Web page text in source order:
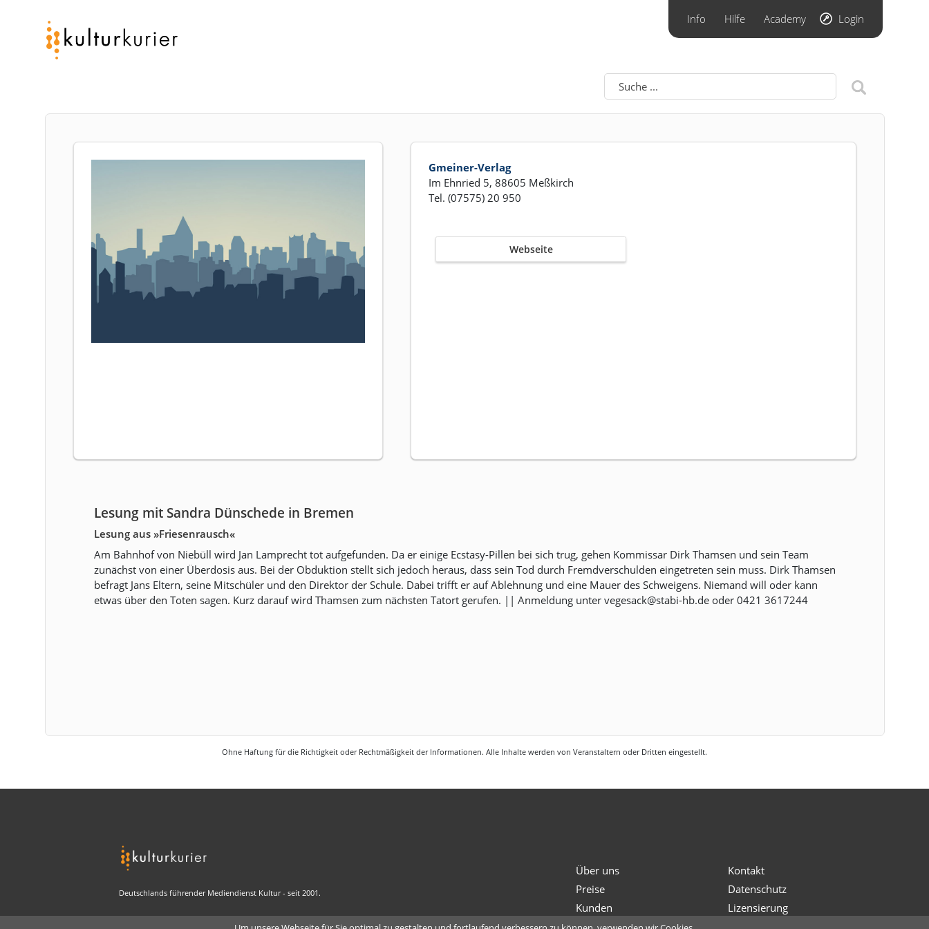
Info Hilfe Academy Login
Gmeiner-Verlag
Im Ehnried 5, 88605 Meßkirch
Tel. (07575) 20 950
Webseite
Lesung mit Sandra Dünschede in Bremen
Lesung aus »Friesenrausch«
Am Bahnhof von Niebüll wird Jan Lamprecht tot aufgefunden. Da er einige Ecstasy-Pillen bei sich trug, gehen Kommissar Dirk Thamsen und sein Team
zunächst von einer Überdosis aus. Bei der Obduktion stellt sich jedoch heraus, dass sein Tod durch Fremdverschulden eingetreten sein muss. Dirk Thamsen
befragt Jans Eltern, seine Mitschüler und den Direktor der Schule. Dabei trifft er auf Ablehnung und eine Mauer des Schweigens. Niemand will oder kann
etwas über den Toten sagen. Kurz darauf wird Thamsen zum nächsten Tatort gerufen. || Anmeldung unter vegesack@stabi-hb.de oder 0421 3617244
Ohne Haftung für die Richtigkeit oder Rechtmäßigkeit der Informationen. Alle Inhalte werden von Veranstaltern oder Dritten eingestellt.
Deutschlands führender Mediendienst Kultur - seit 2001.
Über uns
Preise
Kunden
Kontakt
Datenschutz
Lizensierung